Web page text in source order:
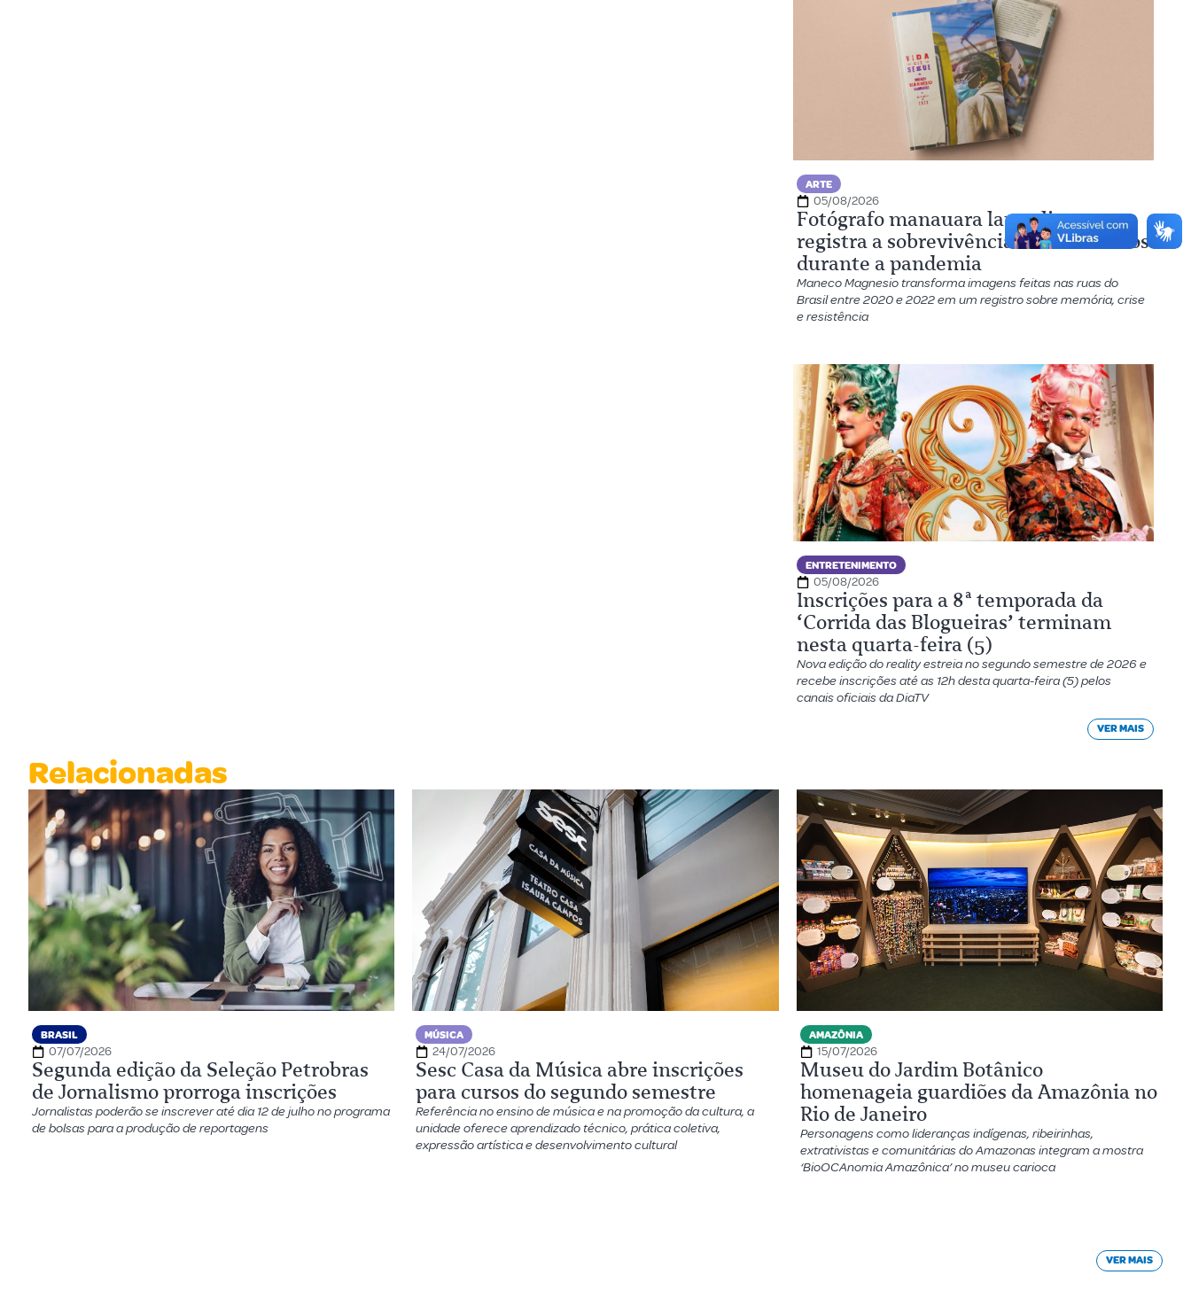
ARTE
05/08/2026
Fotógrafo manauara lança livro que
registra a sobrevivência dos brasileiros
durante a pandemia
Maneco Magnesio transforma imagens feitas nas ruas do
Brasil entre 2020 e 2022 em um registro sobre memória, crise
e resistência
ENTRETENIMENTO
05/08/2026
Inscrições para a 8ª temporada da
‘Corrida das Blogueiras’ terminam
nesta quarta-feira (5)
Nova edição do reality estreia no segundo semestre de 2026 e
recebe inscrições até as 12h desta quarta-feira (5) pelos
canais oficiais da DiaTV
VER MAIS
Relacionadas
BRASIL
07/07/2026
Segunda edição da Seleção Petrobras
de Jornalismo prorroga inscrições
Jornalistas poderão se inscrever até dia 12 de julho no programa
de bolsas para a produção de reportagens
MÚSICA
24/07/2026
Sesc Casa da Música abre inscrições
para cursos do segundo semestre
Referência no ensino de música e na promoção da cultura, a
unidade oferece aprendizado técnico, prática coletiva,
expressão artística e desenvolvimento cultural
AMAZÔNIA
15/07/2026
Museu do Jardim Botânico
homenageia guardiões da Amazônia no
Rio de Janeiro
Personagens como lideranças indígenas, ribeirinhas,
extrativistas e comunitárias do Amazonas integram a mostra
‘BioOCAnomia Amazônica’ no museu carioca
VER MAIS